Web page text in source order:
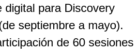
digital para Discovery
septiembre a mayo).
de 60 sesiones